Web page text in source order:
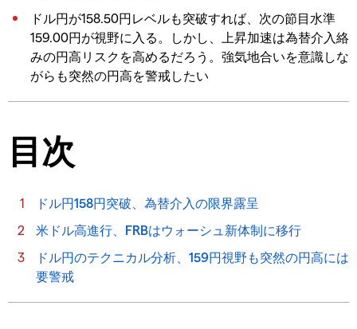
ドル円が158.50円レベルも突破すれば、次の節目水準
159.00円が視野に入る。しかし、上昇加速は為替介入絡
みの円高リスクを高めるだろう。強気地合いを意識しな
がらも突然の円高を警戒したい
目次
ドル円158円突破、為替介入の限界露呈
米ドル高進行、FRBはウォーシュ新体制に移行
ドル円のテクニカル分析、159円視野も突然の円高には
要警戒